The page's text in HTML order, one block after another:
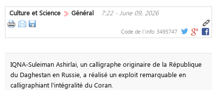
Culture et Science Général 7:22 - June 09, 2026
Code de l'info: 3495747
IQNA-Suleiman Ashirlai, un calligraphe originaire de la République
du Daghestan en Russie, a réalisé un exploit remarquable en
calligraphiant l'intégralité du Coran.